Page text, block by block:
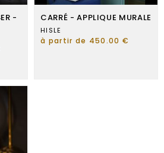
- CARRÉ - APPLIQUE MURALE
HISLE
à partir de 450.00 €